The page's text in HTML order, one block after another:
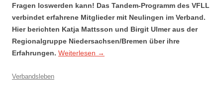
Fragen loswerden kann! Das Tandem-Programm des VFLL
verbindet erfahrene Mitglieder mit Neulingen im Verband.
Hier berichten Katja Mattsson und Birgit Ulmer aus der
Regionalgruppe Niedersachsen/Bremen über ihre
Erfahrungen. Weiterlesen →
Verbandsleben